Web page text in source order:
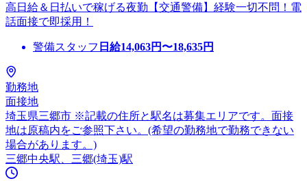
高日給＆日払いで稼げる夜勤【交通警備】経験一切不問！電
話面接で即採用！
警備スタッフ 日給14,063円〜18,635円
勤務地
面接地
埼玉県三郷市 ※記載の住所と駅名は募集エリアです。面接
地は原稿内をご参照下さい。(希望の勤務地で勤務できない
場合があります。)
三郷中央駅、三郷(埼玉)駅